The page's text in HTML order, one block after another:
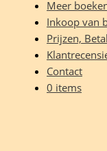
Meer
Inkoop van
Prijzen,
Contact
0 items